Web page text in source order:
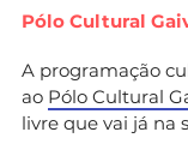
Pólo Cultural
A programação
ao Pólo Cultural
livre que vai já na